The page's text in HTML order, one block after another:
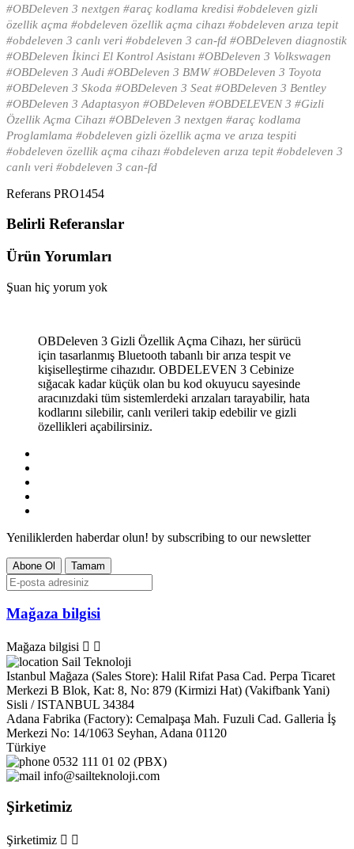
#OBDeleven 3 nextgen #araç kodlama kredisi #obdeleven gizli
özellik açma #obdeleven özellik açma cihazı #obdeleven arıza tepit
#obdeleven 3 canlı veri #obdeleven 3 can-fd #OBDeleven diagnostik
#OBDeleven İkinci El Kontrol Asistanı #OBDeleven 3 Volkswagen
#OBDeleven 3 Audi #OBDeleven 3 BMW #OBDeleven 3 Toyota
#OBDeleven 3 Skoda #OBDeleven 3 Seat #OBDeleven 3 Bentley
#OBDeleven 3 Adaptasyon #OBDeleven #OBDELEVEN 3 #Gizli
Özellik Açma Cihazı #OBDeleven 3 nextgen #araç kodlama
Proglamlama #obdeleven gizli özellik açma ve arıza tespiti
#obdeleven özellik açma cihazı #obdeleven arıza tepit #obdeleven 3
canlı veri #obdeleven 3 can-fd
Referans PRO1454
Belirli Referanslar
Ürün Yorumları
Şuan hiç yorum yok
OBDeleven 3 Gizli Özellik Açma Cihazı, her sürücü
için tasarlanmış Bluetooth tabanlı bir arıza tespit ve
kişiselleştirme cihazıdır. OBDELEVEN 3 Cebinize
sığacak kadar küçük olan bu kod okuyucu sayesinde
aracınızdaki tüm sistemlerdeki arızaları tarayabilir, hata
kodlarını silebilir, canlı verileri takip edebilir ve gizli
özellikleri açabilirsiniz.
Yeniliklerden haberdar olun! by subscribing to our newsletter
Mağaza bilgisi
Mağaza bilgisi  
Sail Teknoloji
Istanbul Mağaza (Sales Store): Halil Rifat Pasa Cad. Perpa Ticaret
Merkezi B Blok, Kat: 8, No: 879 (Kirmizi Hat) (Vakifbank Yani)
Sisli / ISTANBUL 34384
Adana Fabrika (Factory): Cemalpaşa Mah. Fuzuli Cad. Galleria İş
Merkezi No: 14/1063 Seyhan, Adana 01120
Türkiye
0532 111 01 02 (PBX)
info@sailteknoloji.com
Şirketimiz
Şirketimiz  